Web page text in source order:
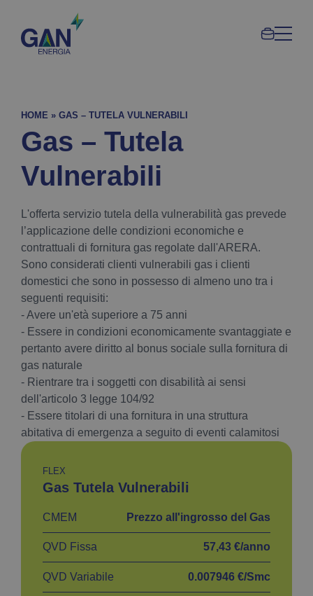
AreaGan
HOME »GAS – TUTELA VULNERABILI
Gas – Tutela
Vulnerabili
L'offerta servizio tutela della vulnerabilità gas prevede
l’applicazione delle condizioni economiche e
contrattuali di fornitura gas regolate dall'ARERA.
Sono considerati clienti vulnerabili gas i clienti
domestici che sono in possesso di almeno uno tra i
seguenti requisiti:
- Avere un'età superiore a 75 anni
- Essere in condizioni economicamente svantaggiate e
pertanto avere diritto al bonus sociale sulla fornitura di
gas naturale
- Rientrare tra i soggetti con disabilità ai sensi
dell'articolo 3 legge 104/92
- Essere titolari di una fornitura in una struttura
abitativa di emergenza a seguito di eventi calamitosi
FLEX
Gas Tutela Vulnerabili
CMEM Prezzo all'ingrosso del Gas
QVD Fissa 57,43 €/anno
QVD Variabile 0.007946 €/Smc